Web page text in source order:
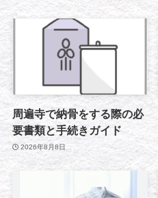
周遍寺で納骨をする際の必
要書類と手続きガイド
2026年8月8日